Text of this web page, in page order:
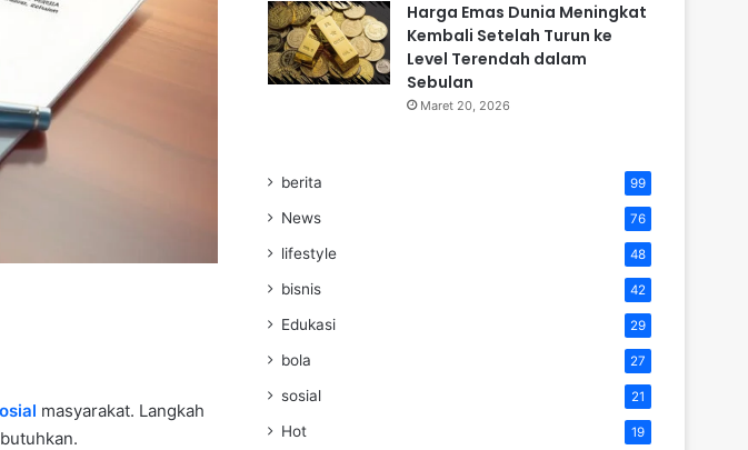
masyarakat. Langkah
Harga Emas Dunia Meningkat
Kembali Setelah Turun ke
Level Terendah dalam
Sebulan
Maret 20, 2026
berita 99
News 76
lifestyle 48
bisnis 42
Edukasi 29
bola 27
sosial 21
Hot 19